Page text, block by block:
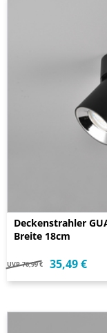
Deckenstrahler
Breite 18cm
UVP 76,99 € 35,49 €